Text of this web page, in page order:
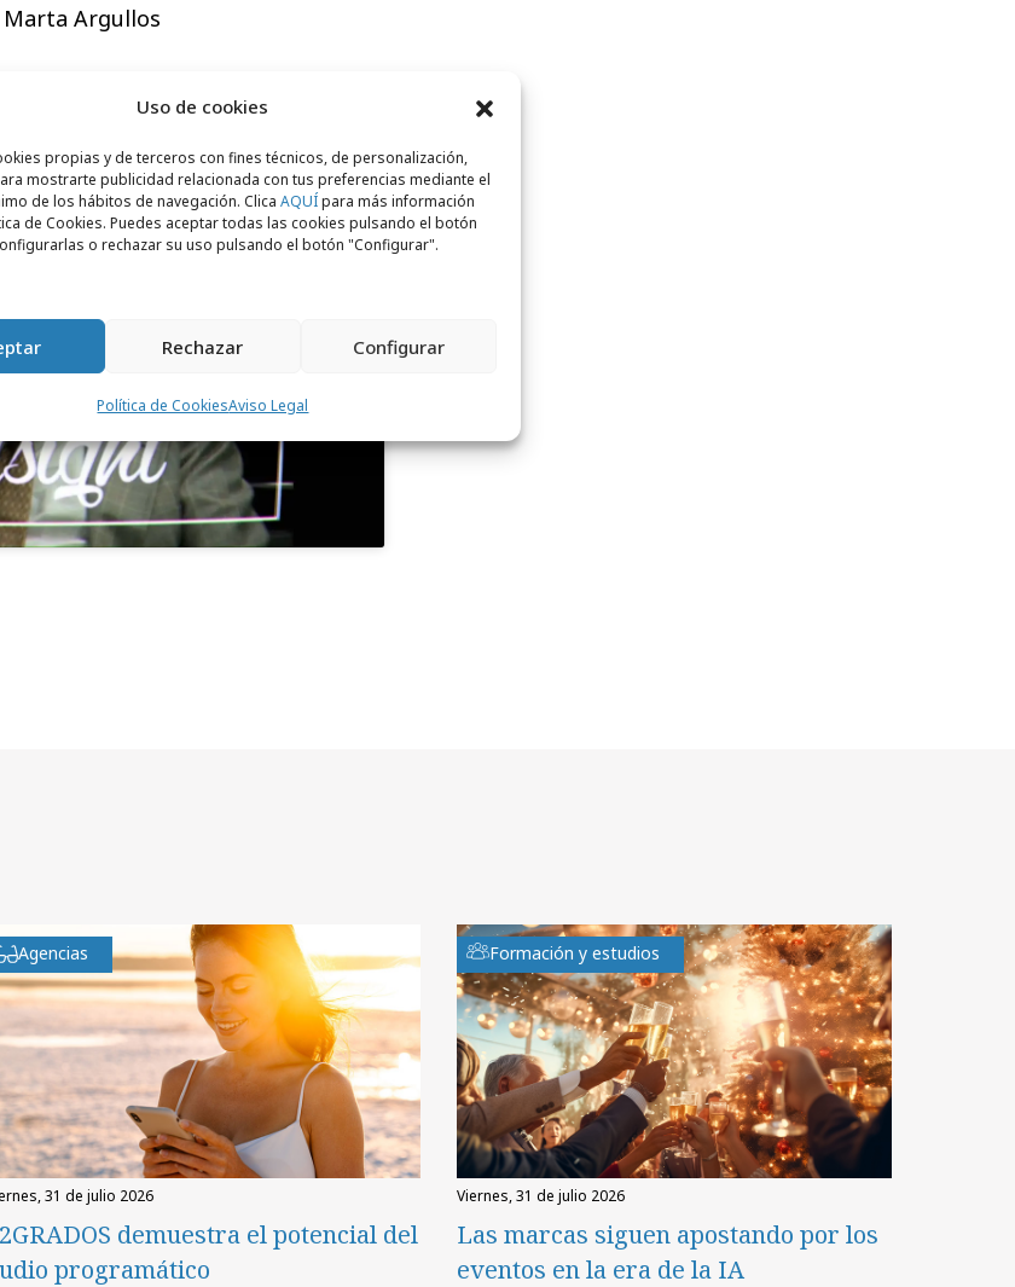
Uso de cookies
propias y de terceros con fines técnicos, de personalización,
mostrarte publicidad relacionada con tus preferencias mediante el
de los hábitos de navegación. Clica AQUÍpara más información
de Cookies. Puedes aceptar todas las cookies pulsando el botón
o rechazar su uso pulsando el botón "Configurar".
Rechazar Configurar
Política de CookiesAviso Legal
Marta Argullos
cookies de marketing
contenido
Agencias
31 de julio 2026
demuestra el potencial del
programático
Formación y estudios
viernes, 31 de julio 2026
Las marcas siguen apostando por los
eventos en la era de la IA